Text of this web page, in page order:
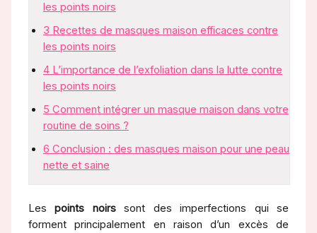
les points noirs
3 Recettes de masques maison efficaces contre
les points noirs
4L’importance de l’exfoliation dans la lutte contre
les points noirs
5 Comment intégrer un masque maison dans votre
routine de soins ?
6 Conclusion : des masques maison pour une peau
nette et saine
Lespoints noirssont des imperfections qui se
forment principalement en raison d’un excès de